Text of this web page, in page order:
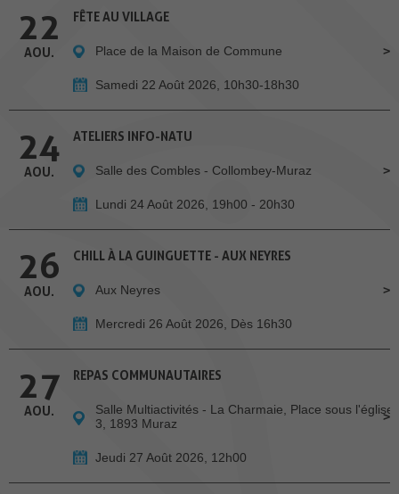
22
AOU.
FÊTE AU VILLAGE
Place de la Maison de Commune
Samedi 22 Août 2026, 10h30-18h30
24
AOU.
ATELIERS INFO-NATU
Salle des Combles - Collombey-Muraz
Lundi 24 Août 2026, 19h00 - 20h30
26
AOU.
CHILL À LA GUINGUETTE - AUX NEYRES
Aux Neyres
Mercredi 26 Août 2026, Dès 16h30
27
AOU.
REPAS COMMUNAUTAIRES
Salle Multiactivités - La Charmaie, Place sous l'église
3, 1893 Muraz
Jeudi 27 Août 2026, 12h00